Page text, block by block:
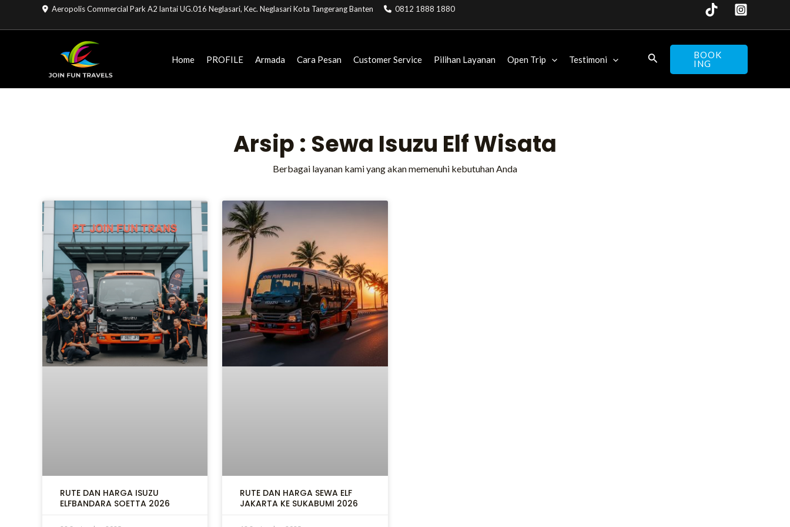
Aeropolis Commercial Park A2 lantai UG.016 Neglasari, Kec. Neglasari Kota Tangerang Banten 0812 1888 1880
Home PROFILE Armada Cara Pesan Customer Service Pilihan Layanan Open Trip Testimoni
BOOK
ING
Arsip : Sewa Isuzu Elf Wisata
Berbagai layanan kami yang akan memenuhi kebutuhan Anda
RUTE DAN HARGA ISUZU
ELFBANDARA SOETTA 2026
RUTE DAN HARGA SEWA ELF
JAKARTA KE SUKABUMI 2026